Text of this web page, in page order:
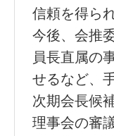
信頼を得ら
今後、会推
員長直属の
せるなど、
次期会長候
理事会の審